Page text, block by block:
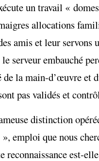
un travail «
allocations
amis et leur
serveur embauché
la main-d’œuvre et
pas validés et
distinction
emploi que nous
reconnaissance est-